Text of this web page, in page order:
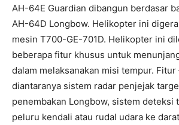
AH-64E Guardian dibangun berdasar
AH-64D Longbow. Helikopter ini
mesin T700-GE-701D. Helikopter ini
beberapa fitur khusus untuk
dalam melaksanakan misi tempur.
diantaranya sistem radar penjejak
penembakan Longbow, sistem deteksi
peluru kendali atau rudal udara ke